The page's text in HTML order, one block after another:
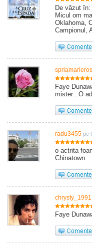
De văzut
Micul om
Oklahoma,
Campionul,
Faye
mister...O
radu3455 pe
o actrita
Chinatown
chrysty_1991
Faye